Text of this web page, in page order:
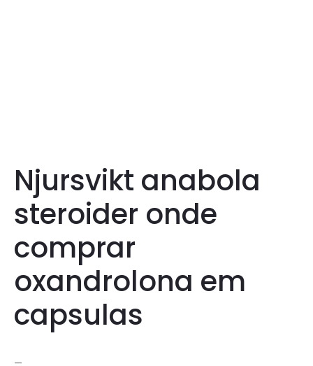
Njursvikt anabola
steroider onde
comprar
oxandrolona em
capsulas
—